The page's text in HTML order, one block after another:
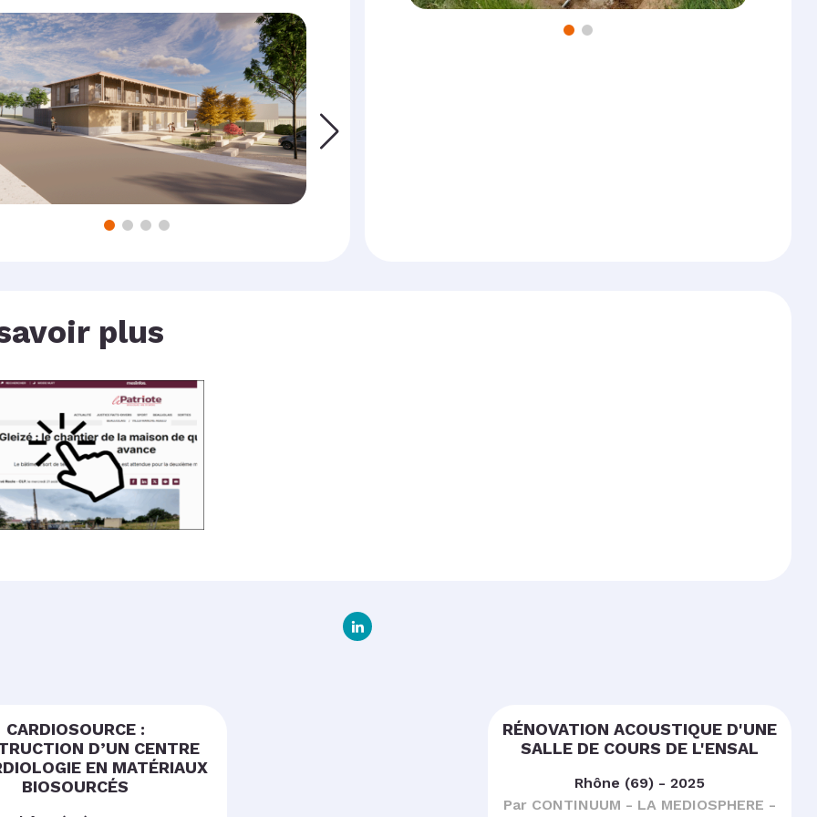
plus
CARDIOSOURCE :
D’UN CENTRE
EN MATÉRIAUX
BIOSOURCÉS
RÉNOVATION ACOUSTIQUE D'UNE
SALLE DE COURS DE L'ENSAL
Rhône (69) - 2025
Par CONTINUUM - LA MEDIOSPHERE -